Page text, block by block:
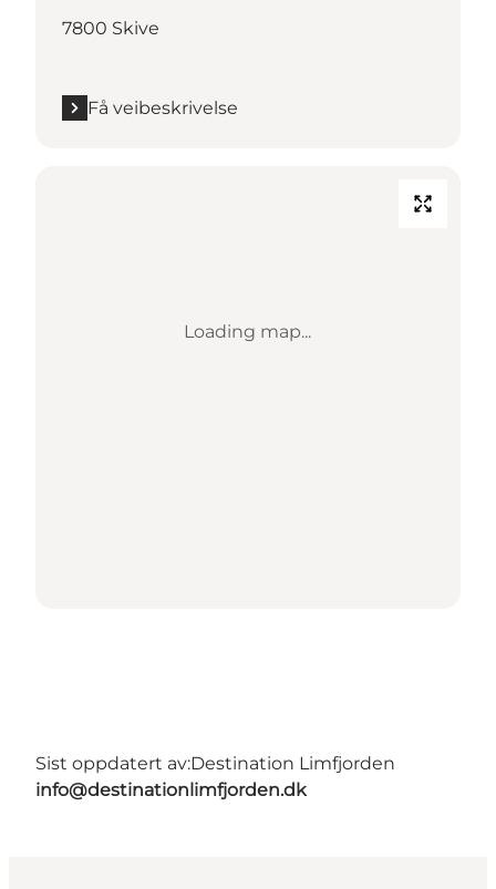
7800 Skive
Få veibeskrivelse
Loading map...
Sist oppdatert av:Destination Limfjorden
info@destinationlimfjorden.dk